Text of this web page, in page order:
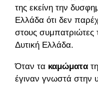
της εκείνη την
Ελλάδα ότι δεν
στους συμπατριώτες
Δυτική Ελλάδα.
Όταν τα καμώματα
έγιναν γνωστά στην